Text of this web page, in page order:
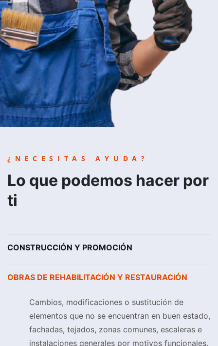
¿NECESITAS AYUDA?
Lo que podemos hacer por
ti
CONSTRUCCIÓN Y PROMOCIÓN
OBRAS DE REHABILITACIÓN Y RESTAURACIÓN
Cambios, modificaciones o sustitución de
elementos que no se encuentran en buen estado,
fachadas, tejados, zonas comunes, escaleras e
instalaciones generales por motivos funcionales.